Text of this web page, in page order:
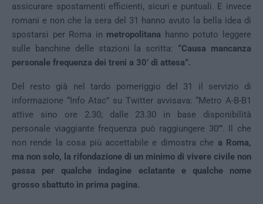
assicurare spostamenti efficienti, sicuri e puntuali. E invece
romani e non che la sera del 31 hanno avuto la bella idea di
spostarsi per Roma in metropolitana hanno potuto leggere
sulle banchine delle stazioni la scritta: “Causa mancanza
personale frequenza dei treni a 30’ di attesa”.
Del resto già nel tardo pomeriggio del 31 il servizio di
informazione “Info Atac” su Twitter avvisava: “Metro A-B-B1
attive sino ore 2.30; dalle 23.30 in base disponibilità
personale viaggiante frequenza può raggiungere 30’”. Il che
non rende la cosa più accettabile e dimostra che a Roma,
ma non solo, la rifondazione di un minimo di vivere civile non
passa per qualche indagine eclatante e qualche nome
grosso sbattuto in prima pagina.